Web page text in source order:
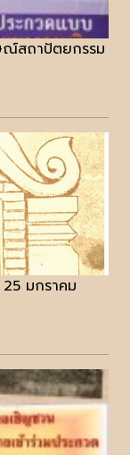
ณ์สถาปัตยกรรม
25 มกราคม